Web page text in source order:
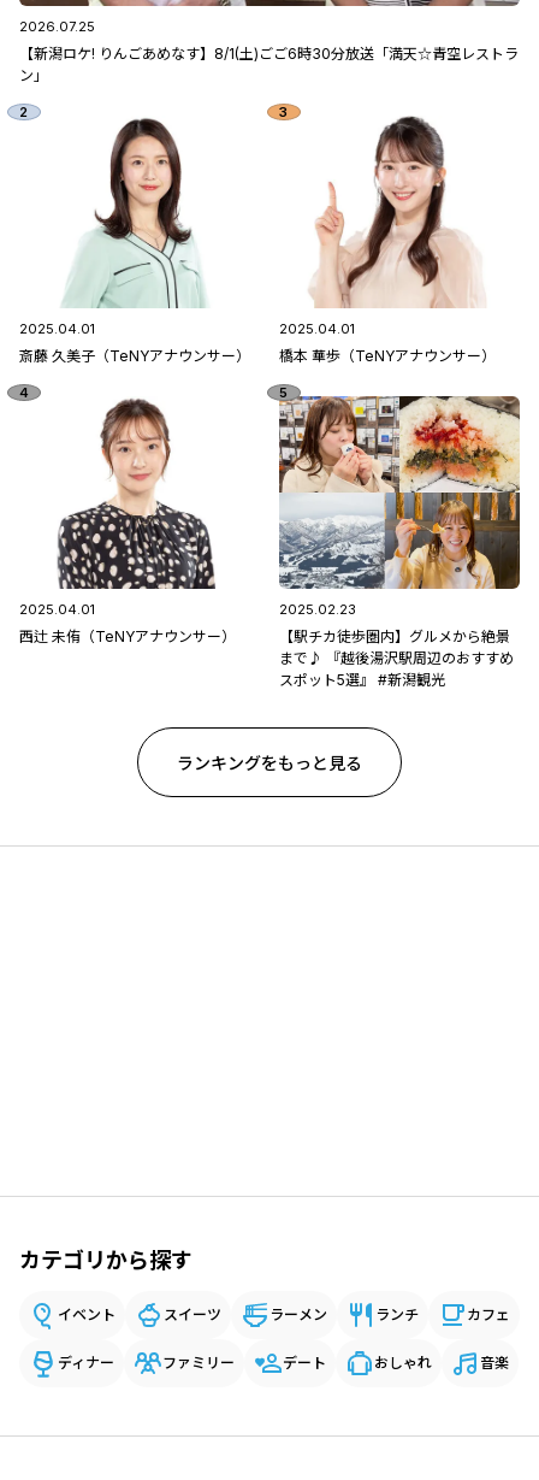
2026.07.25
【新潟ロケ! りんごあめなす】8/1(土)ごご6時30分放送「満天☆青空レストラ
ン」
2025.04.01
斎藤 久美子（TeNYアナウンサー）
2025.04.01
橋本 華歩（TeNYアナウンサー）
2025.04.01
西辻 未侑（TeNYアナウンサー）
2025.02.23
【駅チカ徒歩圏内】グルメから絶景
まで♪ 『越後湯沢駅周辺のおすすめ
スポット5選』 #新潟観光
ランキングをもっと見る
カテゴリから探す
イベント スイーツ ラーメン ランチ カフェ
ディナー ファミリー デート おしゃれ 音楽